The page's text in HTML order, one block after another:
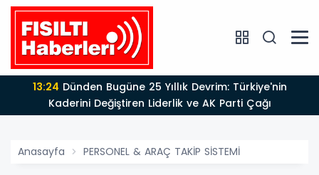
13:24
Kaderini Değiştiren Liderlik ve AK Parti Çağı
Anasayfa PERSONEL & ARAÇ TAKİP SİSTEMİ